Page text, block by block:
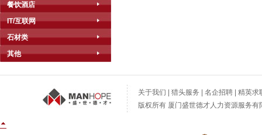
餐饮酒店
IT/互联网
石材类
其他
关于我们 猎头服务 名企招聘
精英求
版权所有 厦门盛世德才人力资源服务